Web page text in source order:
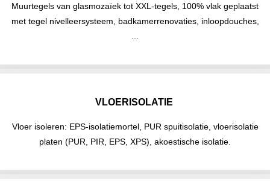
Muurtegels van glasmozaïek tot XXL-tegels, 100% vlak geplaatst
met tegel nivelleersysteem, badkamerrenovaties, inloopdouches,
VLOERISOLATIE
Vloer isoleren: EPS-isolatiemortel, PUR spuitisolatie, vloerisolatie
platen (PUR, PIR, EPS, XPS), akoestische isolatie.